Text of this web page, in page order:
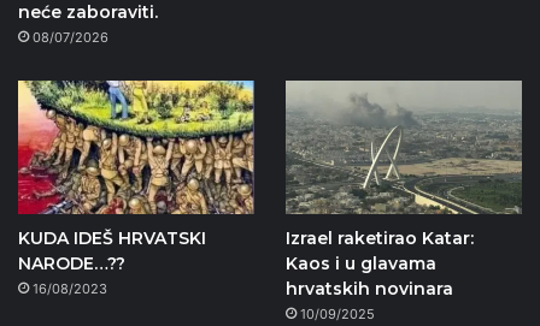
neće zaboraviti.
08/07/2026
KUDA IDEŠ HRVATSKI
NARODE…??
16/08/2023
Izrael raketirao Katar:
Kaos i u glavama
hrvatskih novinara
10/09/2025